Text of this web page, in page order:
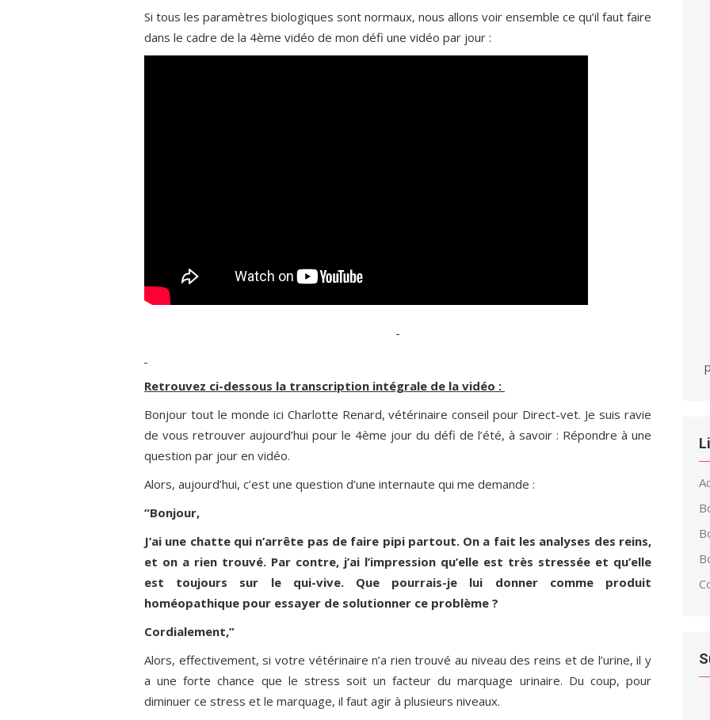
Si tous les paramètres biologiques sont normaux, nous allons voir ensemble ce qu’il faut faire
dans le cadre de la 4ème vidéo de mon défi une vidéo par jour :
Retrouvez ci-dessous la transcription intégrale de la vidéo :
Bonjour tout le monde ici Charlotte Renard, vétérinaire conseil pour Direct-vet. Je suis ravie
de vous retrouver aujourd’hui pour le 4ème jour du défi de l’été, à savoir : Répondre à une
question par jour en vidéo.
Alors, aujourd’hui, c’est une question d’une internaute qui me demande :
“Bonjour,
J’ai une chatte qui n’arrête pas de faire pipi partout. On a fait les analyses des reins,
et on a rien trouvé. Par contre, j’ai l’impression qu’elle est très stressée et qu’elle
est toujours sur le qui-vive. Que pourrais-je lui donner comme produit
homéopathique pour essayer de solutionner ce problème ?
Cordialement,”
Alors, effectivement, si votre vétérinaire n’a rien trouvé au niveau des reins et de l’urine, il y
a une forte chance que le stress soit un facteur du marquage urinaire. Du coup, pour
diminuer ce stress et le marquage, il faut agir à plusieurs niveaux.